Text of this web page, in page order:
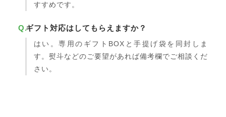
すすめです。
ギフト対応はしてもらえますか？
はい。専用のギフトBOXと手提げ袋を同封しま
す。熨斗などのご要望があれば備考欄でご相談くだ
さい。